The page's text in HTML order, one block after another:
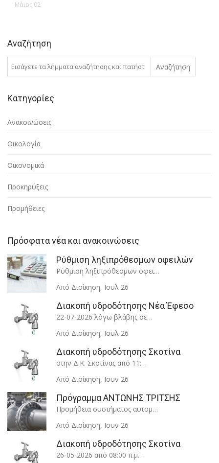
Μάιος 02
Αναζήτηση
Αναζήτηση
Κατηγορίες
Ανακοινώσεις
Οικολογία
Οικονομικά
Προκηρύξεις
Προμήθειες
Πρόσφατα νέα και ανακοινώσεις
Ρύθμιση ληξιπρόθεσμων οφειλών
Ρύθμιση ληξιπρόθεσμων οφει…
Από Διοίκηση, Ιουλ 26
Διακοπή υδροδότησης Νέα Έφεσο
22-07-2026 λόγω βλάβης σε…
Από Διοίκηση, Ιουλ 26
Διακοπή υδροδότησης Σκοτίνα
στην Δ.Κ. Σκοτίνας από 11:…
Από Διοίκηση, Ιουν 26
Πρόγραμμα ΑΝΤΩΝΗΣ ΤΡΙΤΣΗΣ
Προμήθεια συστήματος αυτομ…
Από Διοίκηση, Ιουν 26
Διακοπή υδροδότησης Σκοτίνα
26-05-2026 από 08:00 π.μ.…